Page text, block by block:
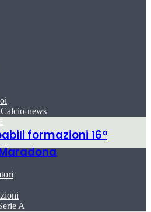
news
A
formazioni 16ª